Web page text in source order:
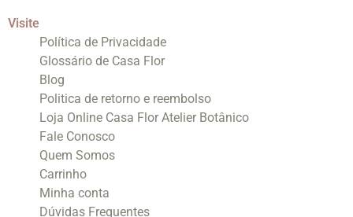
Visite
Política de Privacidade
Glossário de Casa Flor
Blog
Politica de retorno e reembolso
Loja Online Casa Flor Atelier Botânico
Fale Conosco
Quem Somos
Carrinho
Minha conta
Dúvidas Frequentes